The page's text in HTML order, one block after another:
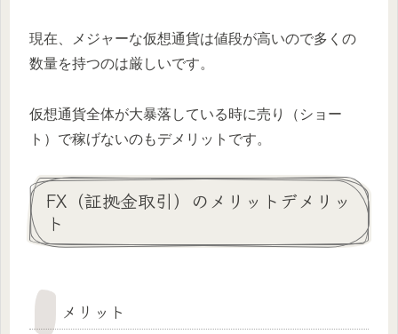
現在、メジャーな仮想通貨は値段が高いので多くの
数量を持つのは厳しいです。
仮想通貨全体が大暴落している時に売り（ショー
ト）で稼げないのもデメリットです。
FX（証拠金取引）のメリットデメリッ
ト
メリット